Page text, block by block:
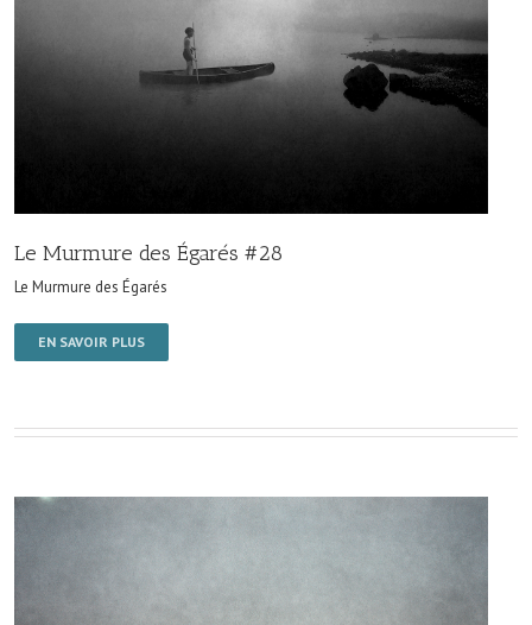
Le Murmure des Égarés #28
Le Murmure des Égarés
EN SAVOIR PLUS